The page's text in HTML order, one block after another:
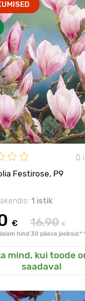
0
Festirose, P9
1 istik
€ 16.90 €
hind 30 päeva jooksul:*
mind, kui toode
saadaval